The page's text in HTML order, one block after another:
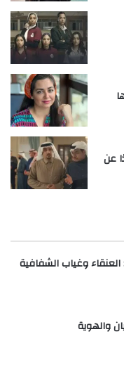
عن
وغياب الشفافية
والهوية